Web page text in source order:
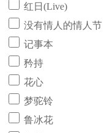
红日(Live)
没有情人的情人节
记事本
矜持
花心
梦驼铃
鲁冰花